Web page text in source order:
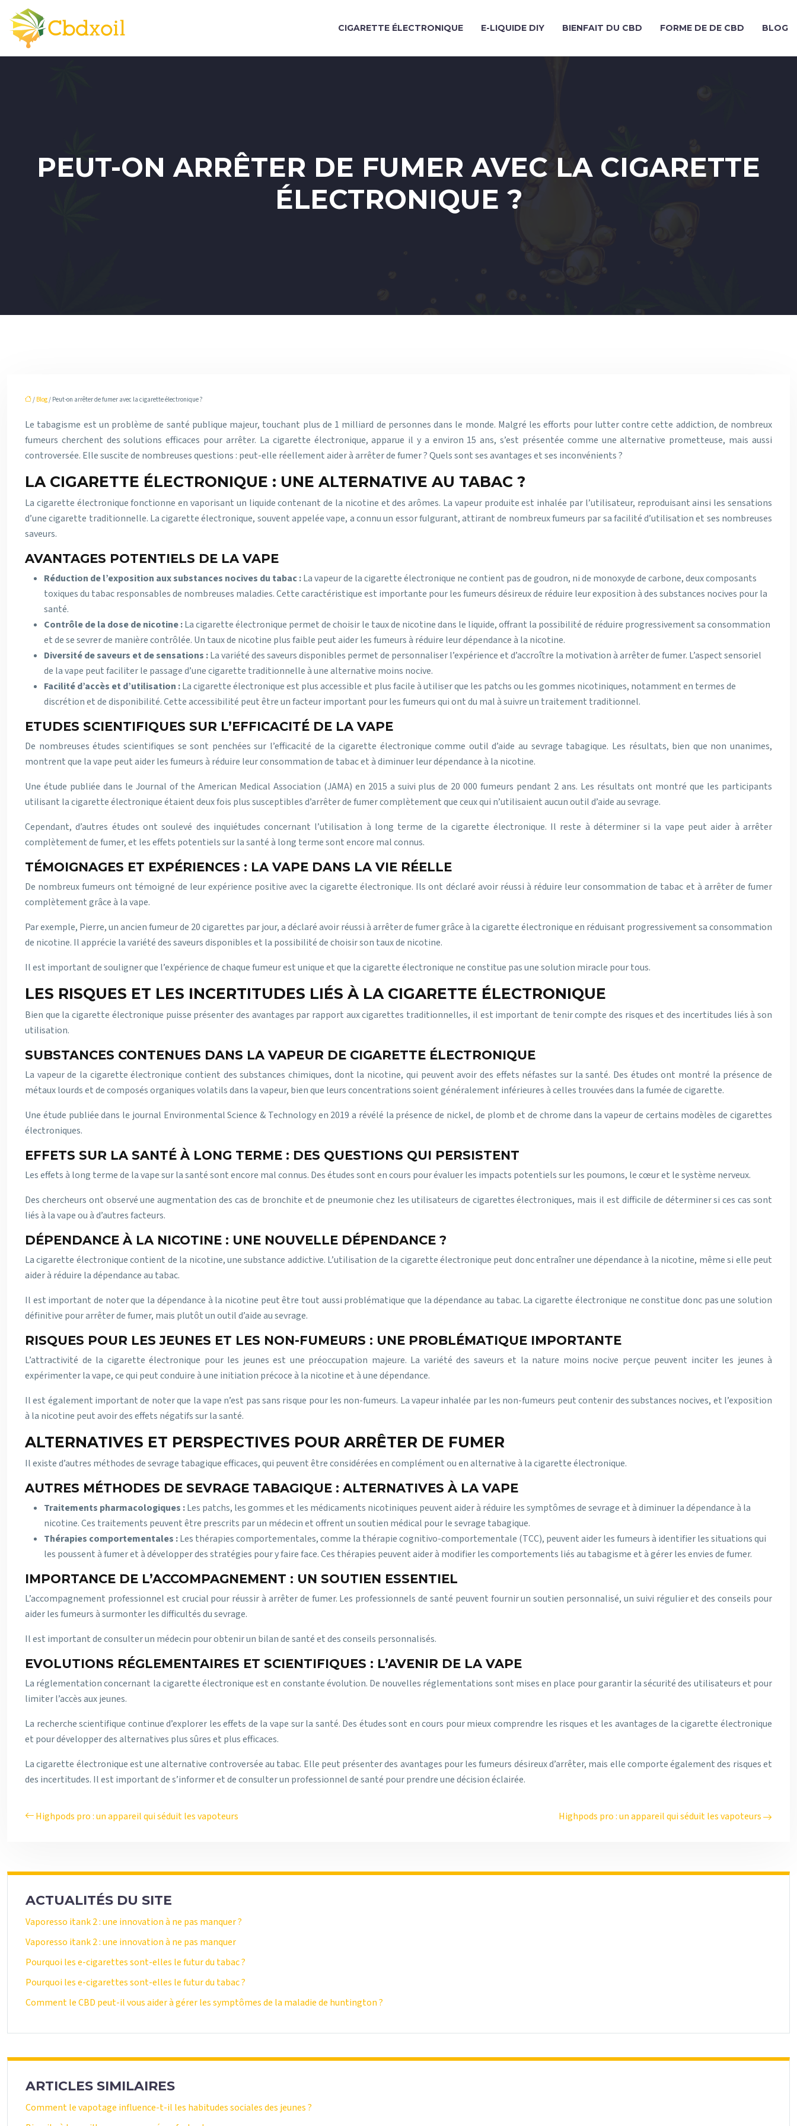
CIGARETTE ÉLECTRONIQUE E-LIQUIDE DIY BIENFAIT DU CBD FORME DE DE CBD BLOG
PEUT-ON ARRÊTER DE FUMER AVEC LA CIGARETTE
ÉLECTRONIQUE ?
/ Blog/ Peut-on arrêter de fumer avec la cigarette électronique ?
Le tabagisme est un problème de santé publique majeur, touchant plus de 1 milliard de personnes dans le monde. Malgré les efforts pour lutter contre cette addiction, de nombreux
fumeurs cherchent des solutions efficaces pour arrêter. La cigarette électronique, apparue il y a environ 15 ans, s’est présentée comme une alternative prometteuse, mais aussi
controversée. Elle suscite de nombreuses questions : peut-elle réellement aider à arrêter de fumer ? Quels sont ses avantages et ses inconvénients ?
LA CIGARETTE ÉLECTRONIQUE : UNE ALTERNATIVE AU TABAC ?
La cigarette électronique fonctionne en vaporisant un liquide contenant de la nicotine et des arômes. La vapeur produite est inhalée par l’utilisateur, reproduisant ainsi les sensations
d’une cigarette traditionnelle. La cigarette électronique, souvent appelée vape, a connu un essor fulgurant, attirant de nombreux fumeurs par sa facilité d’utilisation et ses nombreuses
saveurs.
AVANTAGES POTENTIELS DE LA VAPE
Réduction de l’exposition aux substances nocives du tabac :La vapeur de la cigarette électronique ne contient pas de goudron, ni de monoxyde de carbone, deux composants
toxiques du tabac responsables de nombreuses maladies. Cette caractéristique est importante pour les fumeurs désireux de réduire leur exposition à des substances nocives pour la
santé.
Contrôle de la dose de nicotine :La cigarette électronique permet de choisir le taux de nicotine dans le liquide, offrant la possibilité de réduire progressivement sa consommation
et de se sevrer de manière contrôlée. Un taux de nicotine plus faible peut aider les fumeurs à réduire leur dépendance à la nicotine.
Diversité de saveurs et de sensations :La variété des saveurs disponibles permet de personnaliser l’expérience et d’accroître la motivation à arrêter de fumer. L’aspect sensoriel
de la vape peut faciliter le passage d’une cigarette traditionnelle à une alternative moins nocive.
Facilité d’accès et d’utilisation :La cigarette électronique est plus accessible et plus facile à utiliser que les patchs ou les gommes nicotiniques, notamment en termes de
discrétion et de disponibilité. Cette accessibilité peut être un facteur important pour les fumeurs qui ont du mal à suivre un traitement traditionnel.
ETUDES SCIENTIFIQUES SUR L’EFFICACITÉ DE LA VAPE
De nombreuses études scientifiques se sont penchées sur l’efficacité de la cigarette électronique comme outil d’aide au sevrage tabagique. Les résultats, bien que non unanimes,
montrent que la vape peut aider les fumeurs à réduire leur consommation de tabac et à diminuer leur dépendance à la nicotine.
Une étude publiée dans le Journal of the American Medical Association (JAMA) en 2015 a suivi plus de 20 000 fumeurs pendant 2 ans. Les résultats ont montré que les participants
utilisant la cigarette électronique étaient deux fois plus susceptibles d’arrêter de fumer complètement que ceux qui n’utilisaient aucun outil d’aide au sevrage.
Cependant, d’autres études ont soulevé des inquiétudes concernant l’utilisation à long terme de la cigarette électronique. Il reste à déterminer si la vape peut aider à arrêter
complètement de fumer, et les effets potentiels sur la santé à long terme sont encore mal connus.
TÉMOIGNAGES ET EXPÉRIENCES : LA VAPE DANS LA VIE RÉELLE
De nombreux fumeurs ont témoigné de leur expérience positive avec la cigarette électronique. Ils ont déclaré avoir réussi à réduire leur consommation de tabac et à arrêter de fumer
complètement grâce à la vape.
Par exemple, Pierre, un ancien fumeur de 20 cigarettes par jour, a déclaré avoir réussi à arrêter de fumer grâce à la cigarette électronique en réduisant progressivement sa consommation
de nicotine. Il apprécie la variété des saveurs disponibles et la possibilité de choisir son taux de nicotine.
Il est important de souligner que l’expérience de chaque fumeur est unique et que la cigarette électronique ne constitue pas une solution miracle pour tous.
LES RISQUES ET LES INCERTITUDES LIÉS À LA CIGARETTE ÉLECTRONIQUE
Bien que la cigarette électronique puisse présenter des avantages par rapport aux cigarettes traditionnelles, il est important de tenir compte des risques et des incertitudes liés à son
utilisation.
SUBSTANCES CONTENUES DANS LA VAPEUR DE CIGARETTE ÉLECTRONIQUE
La vapeur de la cigarette électronique contient des substances chimiques, dont la nicotine, qui peuvent avoir des effets néfastes sur la santé. Des études ont montré la présence de
métaux lourds et de composés organiques volatils dans la vapeur, bien que leurs concentrations soient généralement inférieures à celles trouvées dans la fumée de cigarette.
Une étude publiée dans le journal Environmental Science & Technology en 2019 a révélé la présence de nickel, de plomb et de chrome dans la vapeur de certains modèles de cigarettes
électroniques.
EFFETS SUR LA SANTÉ À LONG TERME : DES QUESTIONS QUI PERSISTENT
Les effets à long terme de la vape sur la santé sont encore mal connus. Des études sont en cours pour évaluer les impacts potentiels sur les poumons, le cœur et le système nerveux.
Des chercheurs ont observé une augmentation des cas de bronchite et de pneumonie chez les utilisateurs de cigarettes électroniques, mais il est difficile de déterminer si ces cas sont
liés à la vape ou à d’autres facteurs.
DÉPENDANCE À LA NICOTINE : UNE NOUVELLE DÉPENDANCE ?
La cigarette électronique contient de la nicotine, une substance addictive. L’utilisation de la cigarette électronique peut donc entraîner une dépendance à la nicotine, même si elle peut
aider à réduire la dépendance au tabac.
Il est important de noter que la dépendance à la nicotine peut être tout aussi problématique que la dépendance au tabac. La cigarette électronique ne constitue donc pas une solution
définitive pour arrêter de fumer, mais plutôt un outil d’aide au sevrage.
RISQUES POUR LES JEUNES ET LES NON-FUMEURS : UNE PROBLÉMATIQUE IMPORTANTE
L’attractivité de la cigarette électronique pour les jeunes est une préoccupation majeure. La variété des saveurs et la nature moins nocive perçue peuvent inciter les jeunes à
expérimenter la vape, ce qui peut conduire à une initiation précoce à la nicotine et à une dépendance.
Il est également important de noter que la vape n’est pas sans risque pour les non-fumeurs. La vapeur inhalée par les non-fumeurs peut contenir des substances nocives, et l’exposition
à la nicotine peut avoir des effets négatifs sur la santé.
ALTERNATIVES ET PERSPECTIVES POUR ARRÊTER DE FUMER
Il existe d’autres méthodes de sevrage tabagique efficaces, qui peuvent être considérées en complément ou en alternative à la cigarette électronique.
AUTRES MÉTHODES DE SEVRAGE TABAGIQUE : ALTERNATIVES À LA VAPE
Traitements pharmacologiques :Les patchs, les gommes et les médicaments nicotiniques peuvent aider à réduire les symptômes de sevrage et à diminuer la dépendance à la
nicotine. Ces traitements peuvent être prescrits par un médecin et offrent un soutien médical pour le sevrage tabagique.
Thérapies comportementales :Les thérapies comportementales, comme la thérapie cognitivo-comportementale (TCC), peuvent aider les fumeurs à identifier les situations qui
les poussent à fumer et à développer des stratégies pour y faire face. Ces thérapies peuvent aider à modifier les comportements liés au tabagisme et à gérer les envies de fumer.
IMPORTANCE DE L’ACCOMPAGNEMENT : UN SOUTIEN ESSENTIEL
L’accompagnement professionnel est crucial pour réussir à arrêter de fumer. Les professionnels de santé peuvent fournir un soutien personnalisé, un suivi régulier et des conseils pour
aider les fumeurs à surmonter les difficultés du sevrage.
Il est important de consulter un médecin pour obtenir un bilan de santé et des conseils personnalisés.
EVOLUTIONS RÉGLEMENTAIRES ET SCIENTIFIQUES : L’AVENIR DE LA VAPE
La réglementation concernant la cigarette électronique est en constante évolution. De nouvelles réglementations sont mises en place pour garantir la sécurité des utilisateurs et pour
limiter l’accès aux jeunes.
La recherche scientifique continue d’explorer les effets de la vape sur la santé. Des études sont en cours pour mieux comprendre les risques et les avantages de la cigarette électronique
et pour développer des alternatives plus sûres et plus efficaces.
La cigarette électronique est une alternative controversée au tabac. Elle peut présenter des avantages pour les fumeurs désireux d’arrêter, mais elle comporte également des risques et
des incertitudes. Il est important de s’informer et de consulter un professionnel de santé pour prendre une décision éclairée.
Highpods pro : un appareil qui séduit les vapoteurs Highpods pro : un appareil qui séduit les vapoteurs
ACTUALITÉS DU SITE
Vaporesso itank 2 : une innovation à ne pas manquer ?
Vaporesso itank 2 : une innovation à ne pas manquer
Pourquoi les e-cigarettes sont-elles le futur du tabac ?
Pourquoi les e-cigarettes sont-elles le futur du tabac ?
Comment le CBD peut-il vous aider à gérer les symptômes de la maladie de huntington ?
ARTICLES SIMILAIRES
Comment le vapotage influence-t-il les habitudes sociales des jeunes ?